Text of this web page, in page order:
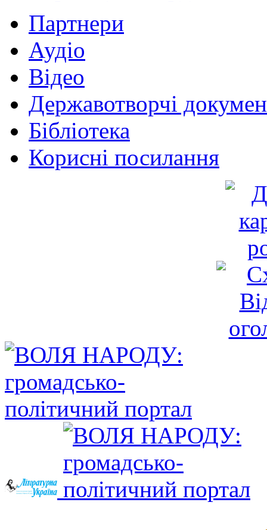
Партнери
Аудіо
Відео
Державотворчі
Бібліотека
Корисні посилання